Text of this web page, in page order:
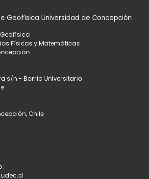
LISTA
Geofísica Universidad de Concepción
Físicas y Matemáticas
s/n - Barrio Universitario
Chile